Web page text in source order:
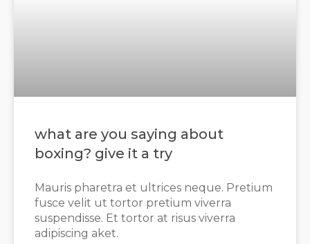
what are you saying about
boxing? give it a try
Mauris pharetra et ultrices neque. Pretium
fusce velit ut tortor pretium viverra
suspendisse. Et tortor at risus viverra
adipiscing aket.